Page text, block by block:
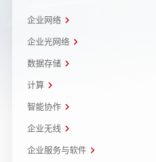
企业网络
企业光网络
数据存储
计算
智能协作
企业无线
企业服务与软件